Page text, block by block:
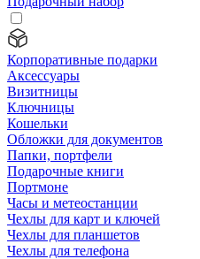
Корпоративные подарки
Аксессуары
Визитницы
Ключницы
Кошельки
Обложки для документов
Папки, портфели
Подарочные книги
Портмоне
Часы и метеостанции
Чехлы для карт и ключей
Чехлы для планшетов
Чехлы для телефона